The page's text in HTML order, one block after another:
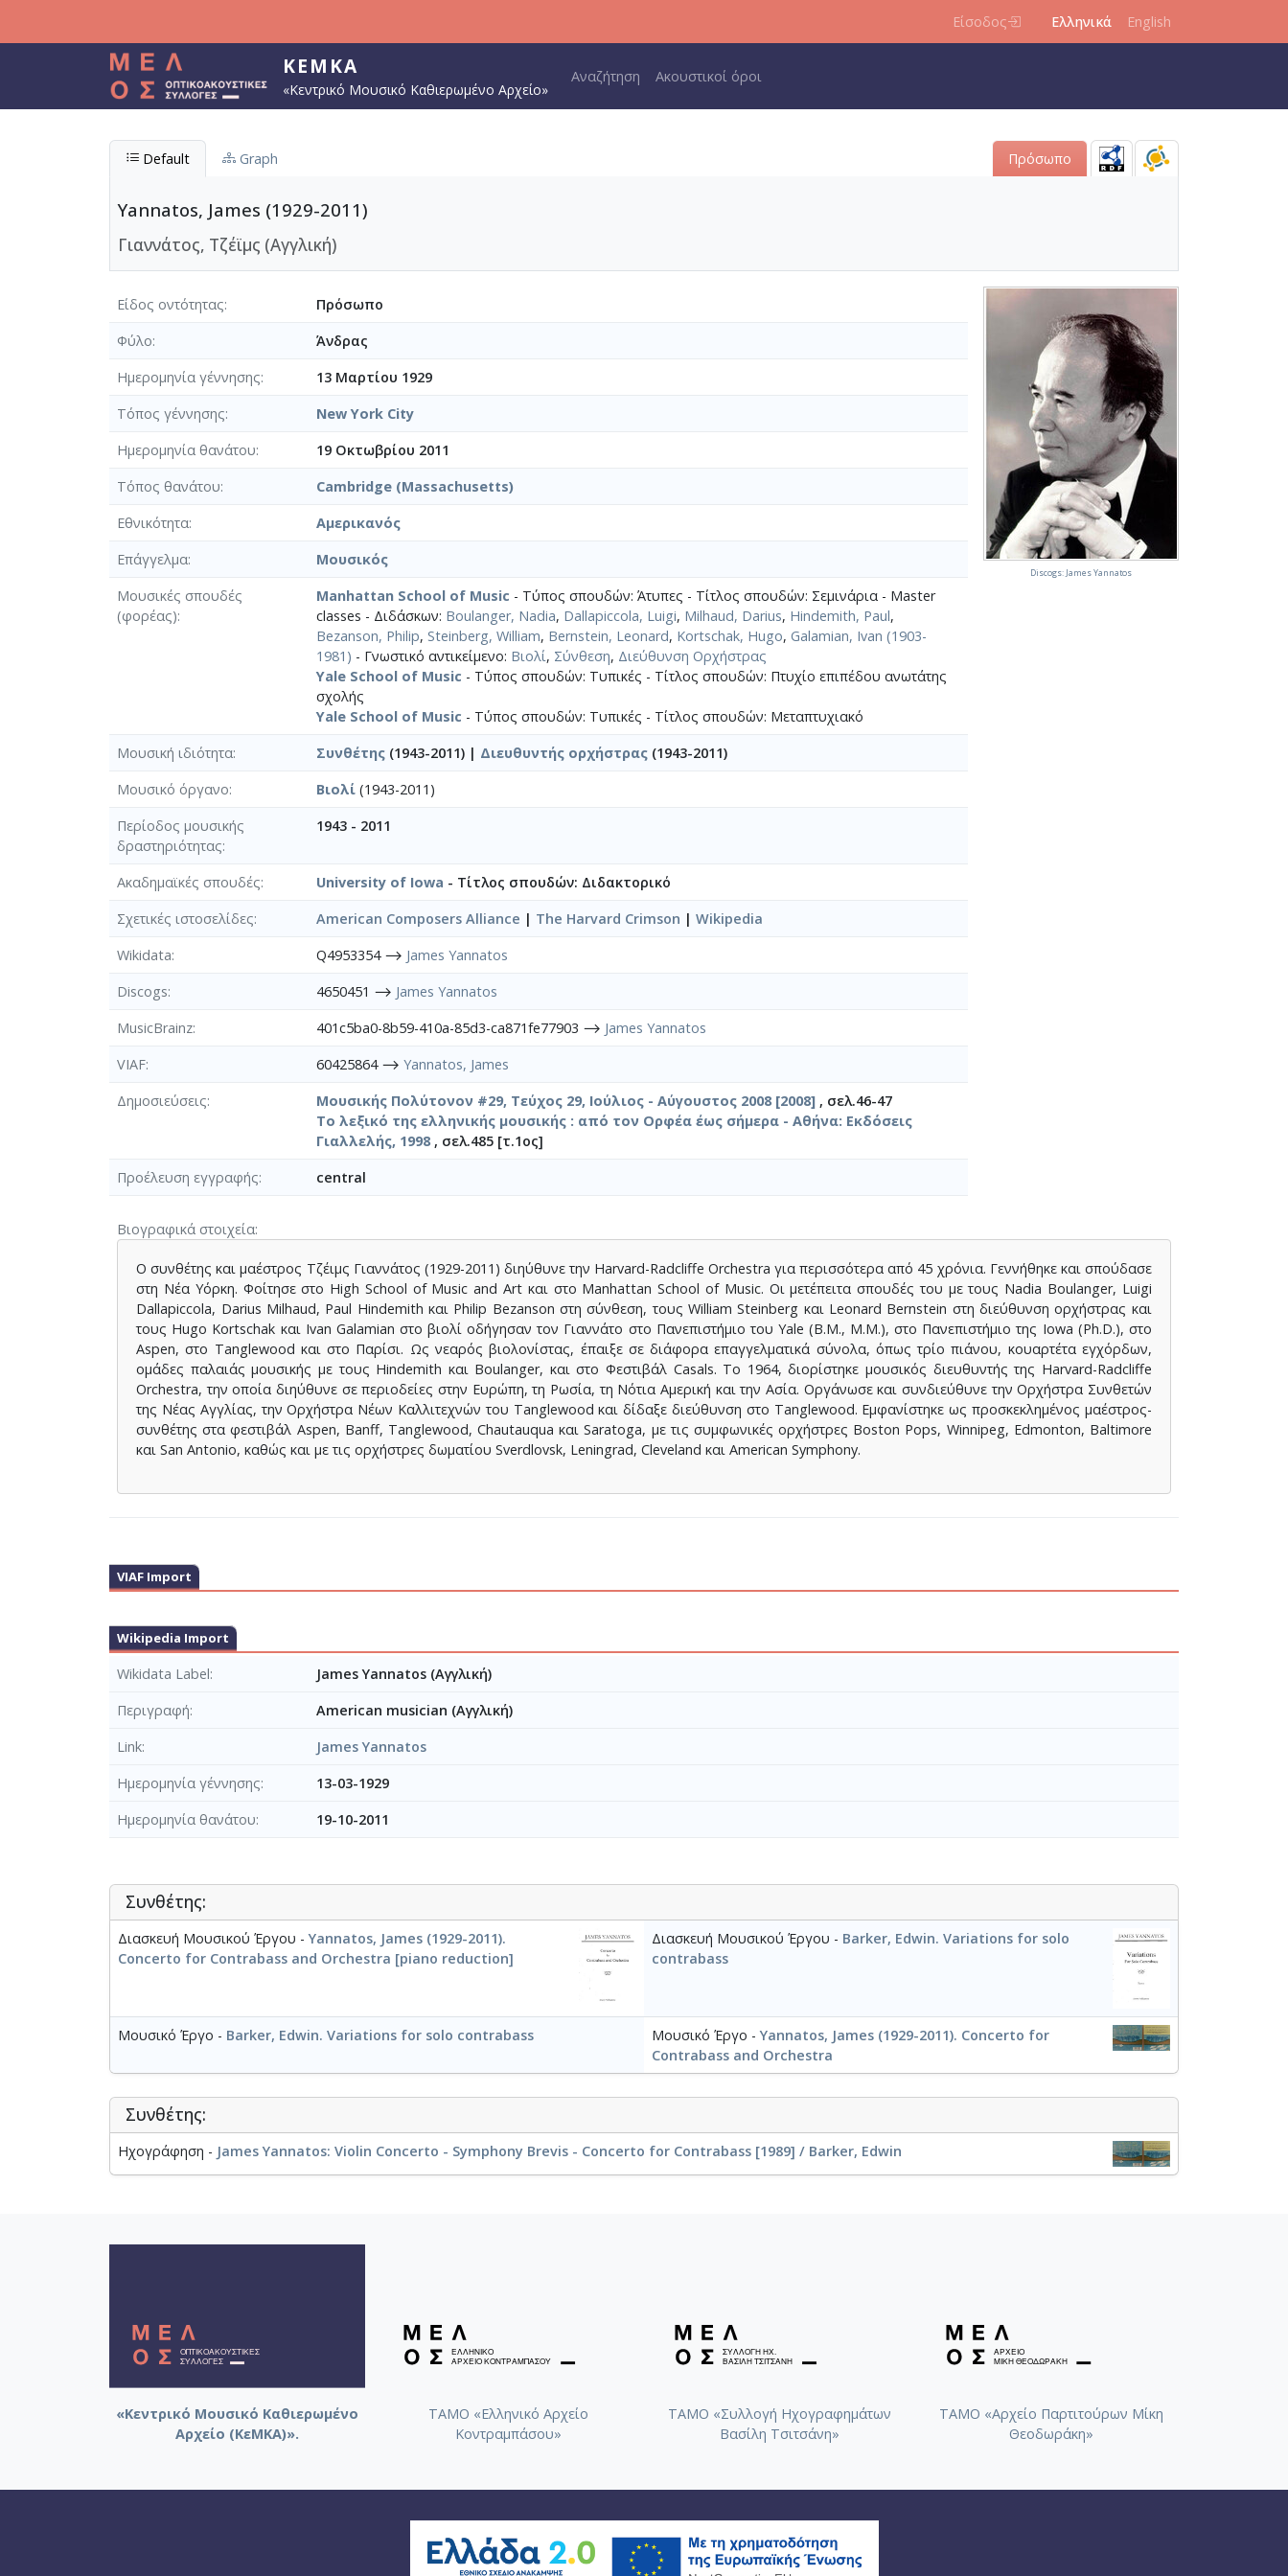
Είσοδος Ελληνικά English
ΚΕΜΚΑ
«Κεντρικό Μουσικό Καθιερωμένο Αρχείο»
Main navigation
Αναζήτηση Ακουστικοί όροι
Default Graph Πρόσωπο
Yannatos, James (1929-2011)
Γιαννάτος, Τζέϊμς (Αγγλική)
Είδος οντότητας
Πρόσωπο
Φύλο
Άνδρας
Ημερομηνία γέννησης
13 Μαρτίου 1929
Τόπος γέννησης
New York City
Ημερομηνία θανάτου
19 Οκτωβρίου 2011
Τόπος θανάτου
Cambridge (Massachusetts)
Εθνικότητα
Αμερικανός
Επάγγελμα
Μουσικός
Μουσικές σπουδές
(φορέας)
Manhattan School of Music - Τύπος σπουδών: Άτυπες - Τίτλος σπουδών: Σεμινάρια - Master
classes - Διδάσκων: Boulanger, Nadia, Dallapiccola, Luigi, Milhaud, Darius, Hindemith, Paul,
Bezanson, Philip, Steinberg, William, Bernstein, Leonard, Kortschak, Hugo, Galamian, Ivan (1903-
1981) - Γνωστικό αντικείμενο: Βιολί, Σύνθεση, Διεύθυνση Ορχήστρας
Yale School of Music - Τύπος σπουδών: Τυπικές - Τίτλος σπουδών: Πτυχίο επιπέδου ανωτάτης
σχολής
Yale School of Music - Τύπος σπουδών: Τυπικές - Τίτλος σπουδών: Μεταπτυχιακό
Μουσική ιδιότητα
Συνθέτης (1943-2011) | Διευθυντής ορχήστρας (1943-2011)
Μουσικό όργανο
Βιολί (1943-2011)
Περίοδος μουσικής
δραστηριότητας
1943 - 2011
Ακαδημαϊκές σπουδές University of Iowa - Τίτλος σπουδών: Διδακτορικό
Σχετικές ιστοσελίδες
American Composers Alliance | The Harvard Crimson | Wikipedia
Wikidata
Q4953354 ⟶ James Yannatos
Discogs
4650451 ⟶ James Yannatos
MusicBrainz
401c5ba0-8b59-410a-85d3-ca871fe77903 ⟶ James Yannatos
VIAF
60425864 ⟶ Yannatos, James
Δημοσιεύσεις
Μουσικής Πολύτονον #29, Τεύχος 29, Ιούλιος - Αύγουστος 2008 [2008] , σελ.46-47
Το λεξικό της ελληνικής μουσικής : από τον Ορφέα έως σήμερα - Αθήνα: Εκδόσεις
Γιαλλελής, 1998 , σελ.485 [τ.1ος]
Προέλευση εγγραφής
central
Discogs: James Yannatos
Βιογραφικά στοιχεία
Ο συνθέτης και μαέστρος Τζέιμς Γιαννάτος (1929-2011) διηύθυνε την Harvard-Radcliffe Orchestra για περισσότερα από 45 χρόνια. Γεννήθηκε και σπούδασε
στη Νέα Υόρκη. Φοίτησε στο High School of Music and Art και στο Manhattan School of Music. Οι μετέπειτα σπουδές του με τους Nadia Boulanger, Luigi
Dallapiccola, Darius Milhaud, Paul Hindemith και Philip Bezanson στη σύνθεση, τους William Steinberg και Leonard Bernstein στη διεύθυνση ορχήστρας και
τους Hugo Kortschak και Ivan Galamian στο βιολί οδήγησαν τον Γιαννάτο στο Πανεπιστήμιο του Yale (B.M., M.M.), στο Πανεπιστήμιο της Iowa (Ph.D.), στο
Aspen, στο Tanglewood και στο Παρίσι. Ως νεαρός βιολονίστας, έπαιξε σε διάφορα επαγγελματικά σύνολα, όπως τρίο πιάνου, κουαρτέτα εγχόρδων,
ομάδες παλαιάς μουσικής με τους Hindemith και Boulanger, και στο Φεστιβάλ Casals. Το 1964, διορίστηκε μουσικός διευθυντής της Harvard-Radcliffe
Orchestra, την οποία διηύθυνε σε περιοδείες στην Ευρώπη, τη Ρωσία, τη Νότια Αμερική και την Ασία. Οργάνωσε και συνδιεύθυνε την Ορχήστρα Συνθετών
της Νέας Αγγλίας, την Ορχήστρα Νέων Καλλιτεχνών του Tanglewood και δίδαξε διεύθυνση στο Tanglewood. Εμφανίστηκε ως προσκεκλημένος μαέστρος-
συνθέτης στα φεστιβάλ Aspen, Banff, Tanglewood, Chautauqua και Saratoga, με τις συμφωνικές ορχήστρες Boston Pops, Winnipeg, Edmonton, Baltimore
και San Antonio, καθώς και με τις ορχήστρες δωματίου Sverdlovsk, Leningrad, Cleveland και American Symphony.
VIAF Import
Wikipedia Import
Wikidata Label
James Yannatos (Αγγλική)
Περιγραφή
American musician (Αγγλική)
Link
James Yannatos
Ημερομηνία γέννησης
13-03-1929
Ημερομηνία θανάτου
19-10-2011
Συνθέτης:
Διασκευή Μουσικού Έργου -Yannatos, James (1929-2011).
Concerto for Contrabass and Orchestra [piano reduction]
Διασκευή Μουσικού Έργου - Barker, Edwin. Variations for solo
contrabass
Μουσικό Έργο - Barker, Edwin. Variations for solo contrabass Μουσικό Έργο -Yannatos, James (1929-2011). Concerto for
Contrabass and Orchestra
Συνθέτης:
Ηχογράφηση - James Yannatos: Violin Concerto - Symphony Brevis - Concerto for Contrabass [1989] / Barker, Edwin
«Κεντρικό Μουσικό Καθιερωμένο
Αρχείο (ΚεΜΚΑ)».
ΤΑΜΟ «Ελληνικό Αρχείο
Κοντραμπάσου»
ΤΑΜΟ «Συλλογή Ηχογραφημάτων
Βασίλη Τσιτσάνη»
ΤΑΜΟ «Αρχείο Παρτιτούρων Μίκη
Θεοδωράκη»